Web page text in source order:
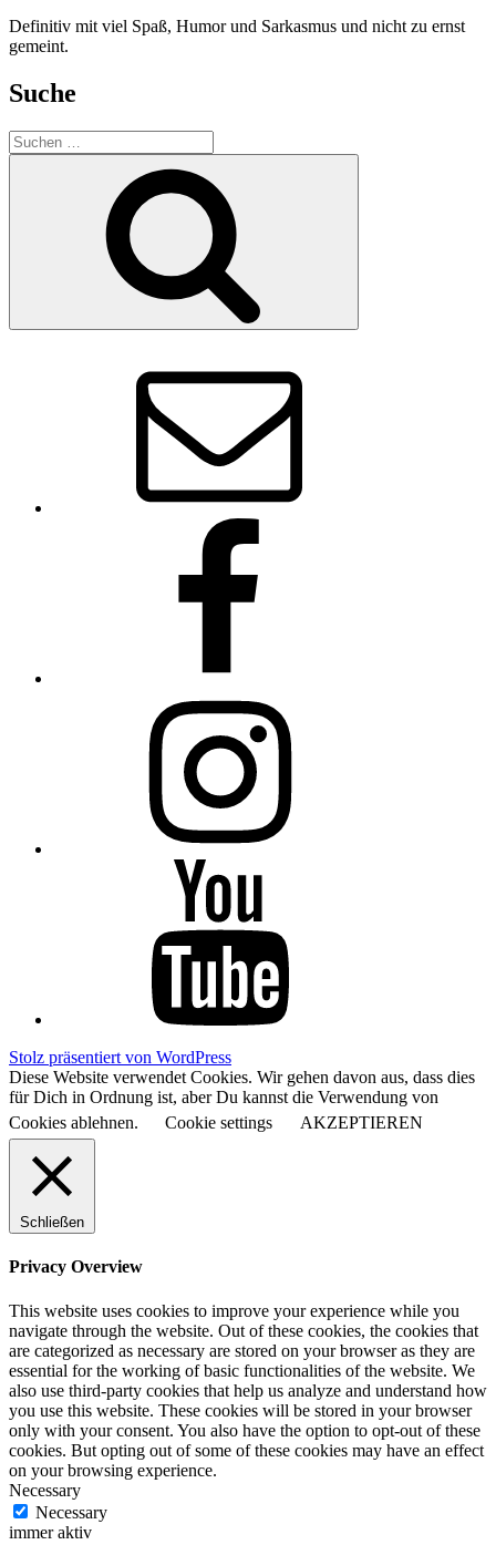
Definitiv mit viel Spaß, Humor und Sarkasmus und nicht zu ernst
gemeint.
Suche
Suchen
nach:
Stolz präsentiert von WordPress
Diese Website verwendet Cookies. Wir gehen davon aus, dass dies
für Dich in Ordnung ist, aber Du kannst die Verwendung von
Cookies ablehnen.
Cookie settings AKZEPTIEREN
Schließen
Privacy Overview
This website uses cookies to improve your experience while you
navigate through the website. Out of these cookies, the cookies that
are categorized as necessary are stored on your browser as they are
essential for the working of basic functionalities of the website. We
also use third-party cookies that help us analyze and understand how
you use this website. These cookies will be stored in your browser
only with your consent. You also have the option to opt-out of these
cookies. But opting out of some of these cookies may have an effect
on your browsing experience.
Necessary
Necessary
immer aktiv